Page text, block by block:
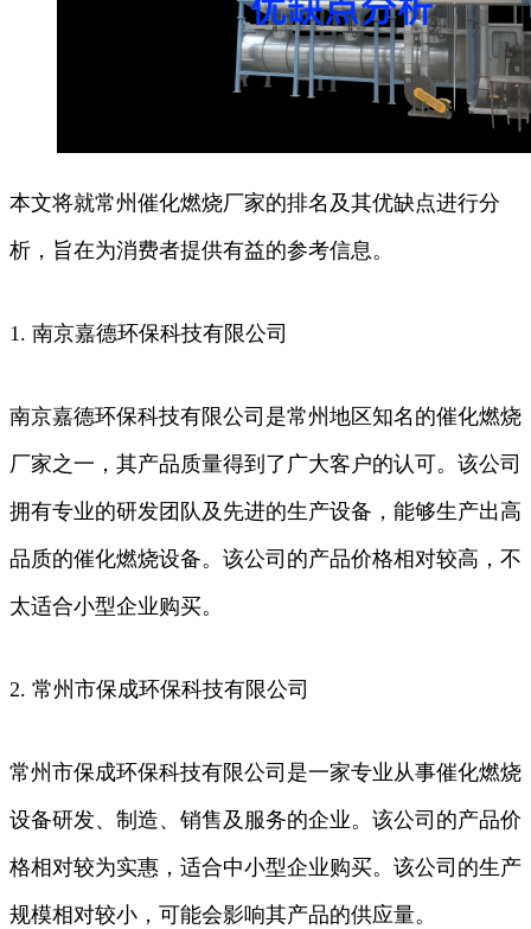
本文将就常州催化燃烧厂家的排名及其优缺点进行分
析，旨在为消费者提供有益的参考信息。
1. 南京嘉德环保科技有限公司
南京嘉德环保科技有限公司是常州地区知名的催化燃烧
厂家之一，其产品质量得到了广大客户的认可。该公司
拥有专业的研发团队及先进的生产设备，能够生产出高
品质的催化燃烧设备。该公司的产品价格相对较高，不
太适合小型企业购买。
2. 常州市保成环保科技有限公司
常州市保成环保科技有限公司是一家专业从事催化燃烧
设备研发、制造、销售及服务的企业。该公司的产品价
格相对较为实惠，适合中小型企业购买。该公司的生产
规模相对较小，可能会影响其产品的供应量。